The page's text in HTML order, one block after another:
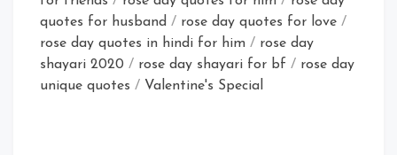
quotes for husband / rose day quotes for love /
rose day quotes in hindi for him / rose day
shayari 2020 / rose day shayari for bf / rose day
unique quotes / Valentine's Special